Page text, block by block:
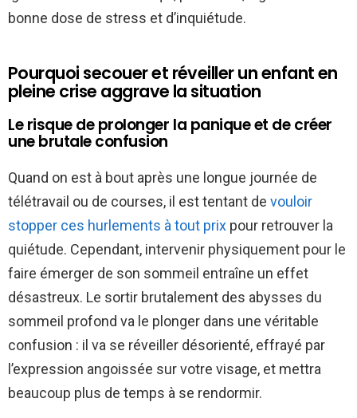
bonne dose de stress et d’inquiétude.
Pourquoi secouer et réveiller un enfant en
pleine crise aggrave la situation
Le risque de prolonger la panique et de créer
une brutale confusion
Quand on est à bout après une longue journée de
télétravail ou de courses, il est tentant de vouloir
stopper ces hurlements à tout prix pour retrouver la
quiétude. Cependant, intervenir physiquement pour le
faire émerger de son sommeil entraîne un effet
désastreux. Le sortir brutalement des abysses du
sommeil profond va le plonger dans une véritable
confusion : il va se réveiller désorienté, effrayé par
l’expression angoissée sur votre visage, et mettra
beaucoup plus de temps à se rendormir.